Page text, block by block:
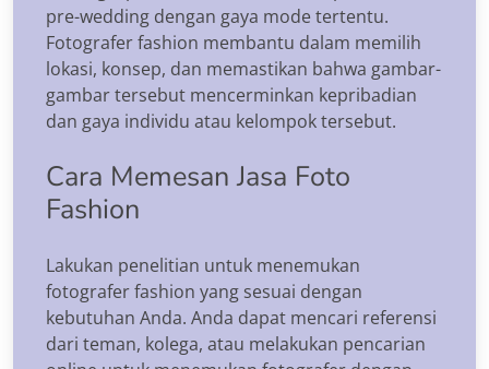
pre-wedding dengan gaya mode tertentu.
Fotografer fashion membantu dalam memilih
lokasi, konsep, dan memastikan bahwa gambar-
gambar tersebut mencerminkan kepribadian
dan gaya individu atau kelompok tersebut.
Cara Memesan Jasa Foto
Fashion
Lakukan penelitian untuk menemukan
fotografer fashion yang sesuai dengan
kebutuhan Anda. Anda dapat mencari referensi
dari teman, kolega, atau melakukan pencarian